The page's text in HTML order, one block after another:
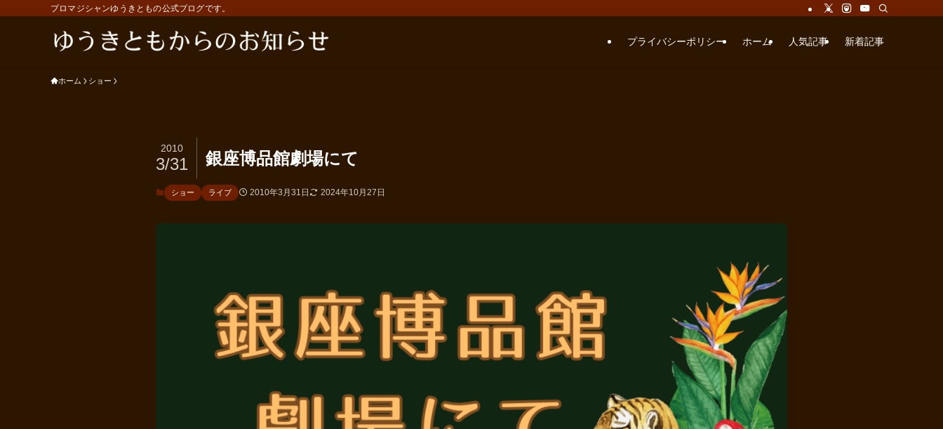
プロマジシャンゆうきともの公式ブログです。
プライバシーポリシー ホーム 人気記事 新着記事
ホーム ショー
銀座博品館劇場にて
2010
3/31
ショー ライブ 2010年3月31日 2024年10月27日